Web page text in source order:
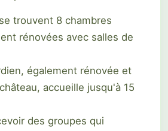
trouvent 8 chambres
rénovées avec salles de
également rénovée et
accueille jusqu'à 15
des groupes qui